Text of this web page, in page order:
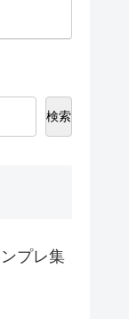
検索
プレ集